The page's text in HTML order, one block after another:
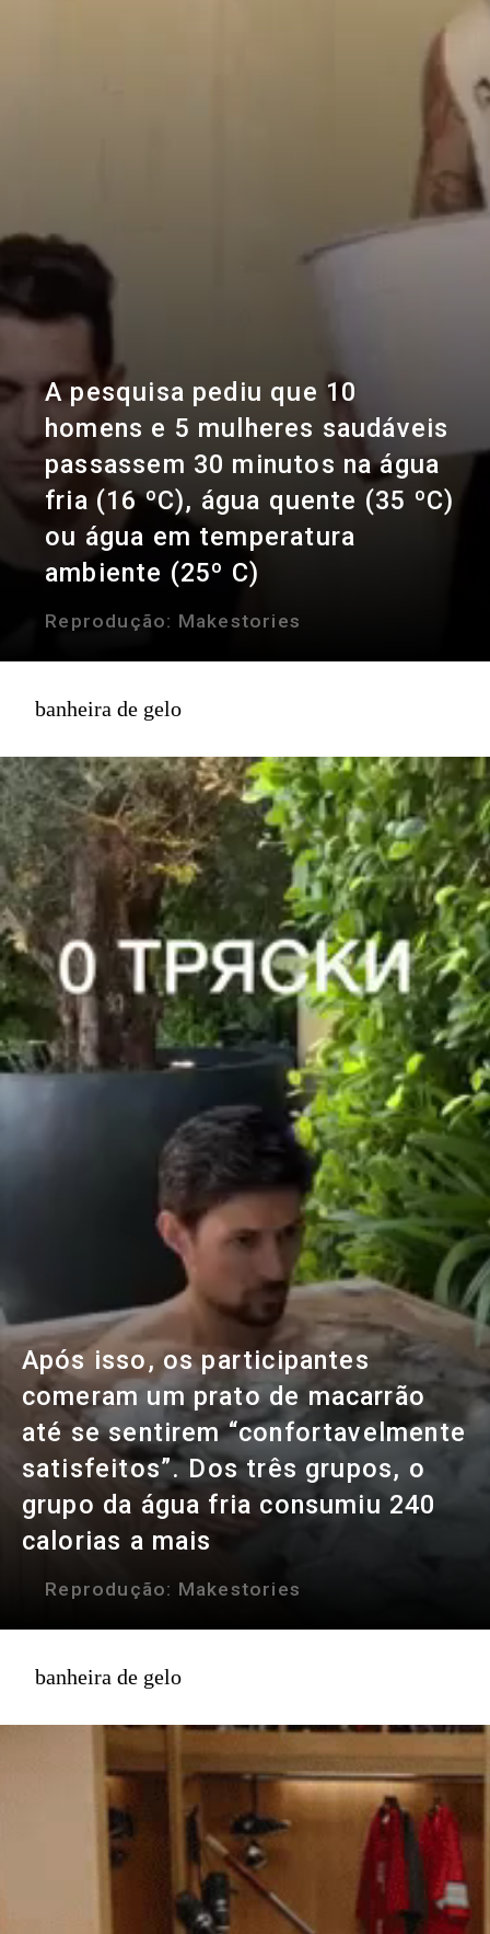
A pesquisa pediu que 10
homens e 5 mulheres saudáveis
passassem 30 minutos na água
fria (16 ºC), água quente (35 ºC)
ou água em temperatura
ambiente (25º C)
Reprodução: Makestories
banheira de gelo
Após isso, os participantes
comeram um prato de macarrão
até se sentirem “confortavelmente
satisfeitos”. Dos três grupos, o
grupo da água fria consumiu 240
calorias a mais
Reprodução: Makestories
banheira de gelo